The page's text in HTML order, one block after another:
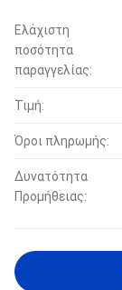
Ελάχιστη
ποσότητα
παραγγελίας:
Τιμή:
Όροι πληρωμής:
Δυνατότητα
Προμήθειας: